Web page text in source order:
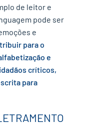
de leitor e
pode ser
e
para o
e
críticos,
para